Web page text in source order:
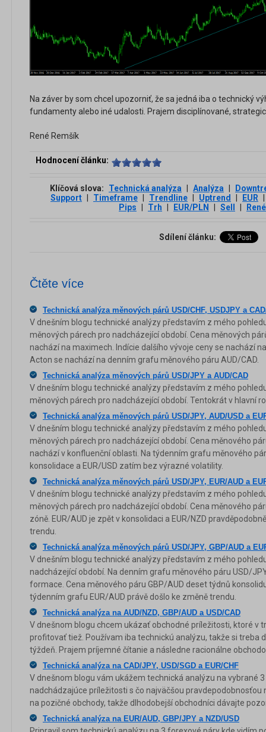
Na záver by som chcel upozorniť, že sa jedná iba o technický
fundamenty alebo iné udalosti. Prajem disciplínované,
René Remšík
Hodnocení článku:
Klíčová slova: Technická analýza Analýza
Support
Timeframe Trendline Uptrend EUR
Pips
Trh EUR/PLN Sell
Sdílení článku:
Čtěte více
Technická analýza měnových párů USD/CHF, USDJPY a
V dnešním blogu technické analýzy představím z mého
měnových párech pro nadcházející období. Cena měnových
nachází na maximech. Indície dalšího vývoje ceny se nachází
Acton se nachází na denním grafu měnového páru AUD/CAD.
Technická analýza měnových párů USD/JPY a AUD/CAD
V dnešním blogu technické analýzy představím z mého
měnových párech pro nadcházející období. Tentokrát v hlavní
Technická analýza měnových párů USD/JPY, AUD/USD a
V dnešním blogu technické analýzy představím z mého
měnových párech pro nadcházející období. Cena měnového
nachází v konfluenční oblasti. Na týdenním grafu měnového
konsolidace a EUR/USD zatím bez výrazné volatility.
Technická analýza měnových párů USD/JPY, EUR/AUD a
V dnešním blogu technické analýzy představím z mého
měnových párech pro nadcházející období. Cena měnového
zóně. EUR/AUD je zpět v konsolidaci a EUR/NZD
trendu.
Technická analýza měnových párů USD/JPY, GBP/AUD a
V dnešním blogu technické analýzy představím z mého
nadcházející období. Na denním grafu měnového páru USD/
formace. Cena měnového páru GBP/AUD deset týdnů
týdenním grafu EUR/AUD právě došlo ke změně trendu.
Technická analýza na AUD/NZD, GBP/AUD a USD/CAD
V dnešnom blogu chcem ukázať obchodné príležitosti, ktoré v
profitovať tiež. Používam iba technickú analýzu, takže si treba
týždeň. Prajem príjemné čítanie a následne racionálne
Technická analýza na CAD/JPY, USD/SGD a EUR/CHF
V dnešnom blogu vám ukážem technická analýzu na vybrané
nadchádzajúce príležitosti s čo najväčšou pravdepodobnosťou
na pozičné obchody, takže dlhodobejší obchodníci dávajte
Technická analýza na EUR/AUD, GBP/JPY a NZD/USD